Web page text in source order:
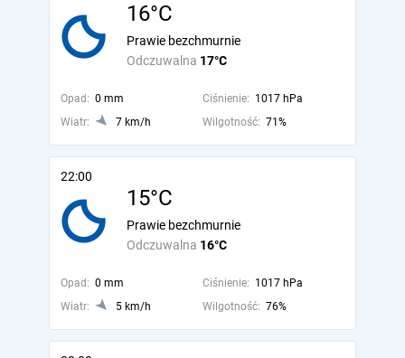
16°C
Odczuwalna 17°C
Prawie bezchmurnie
Opad: 0 mm Ciśnienie: 1017 hPa
Wiatr:
7 km/h Wilgotność: 71%
22:00
15°C
Odczuwalna 16°C
Prawie bezchmurnie
Opad: 0 mm Ciśnienie: 1017 hPa
Wiatr:
5 km/h Wilgotność: 76%